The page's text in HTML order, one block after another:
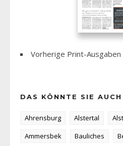
Vorherige Print-Ausgaben
DAS KÖNNTE SIE
Ahrensburg Alstertal
Ammersbek
Bauliches